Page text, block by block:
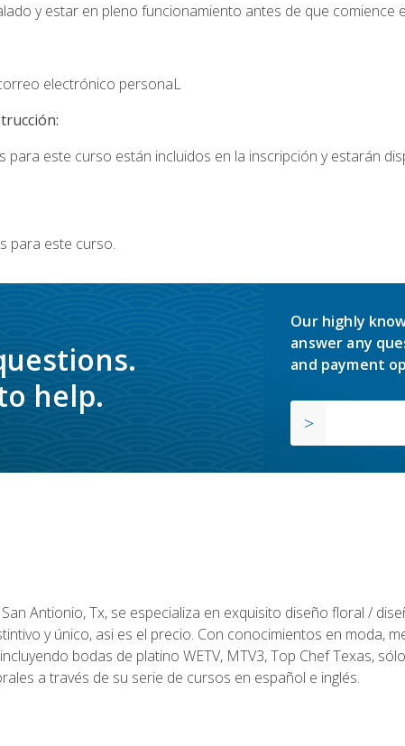
y estar en pleno funcionamiento antes de que comience
electrónico personaL
para este curso están incluidos en la inscripción y estarán
para este curso.
help.
Our highly
answer any
and payment
Antionio, Tx, se especializa en exquisito diseño floral /
y único, asi es el precio. Con conocimientos en moda,
bodas de platino WETV, MTV3, Top Chef Texas,
a través de su serie de cursos en español e inglés.